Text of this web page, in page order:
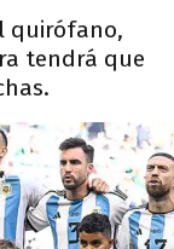
quirófano,
tendrá que